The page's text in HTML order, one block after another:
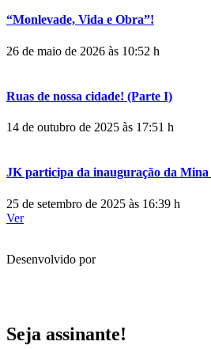
“Monlevade, Vida e Obra”!
26 de maio de 2026 às 10:52 h
Ruas de nossa cidade! (Parte I)
14 de outubro de 2025 às 17:51 h
JK participa da inauguração da
25 de setembro de 2025 às 16:39 h
Ver
Desenvolvido por
Seja assinante!